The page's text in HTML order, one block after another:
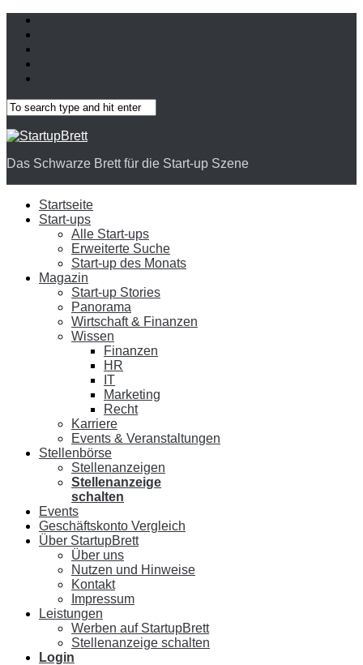
Das Schwarze Brett für die Start-up Szene
Startseite
Start-ups
Alle Start-ups
Erweiterte Suche
Start-up des Monats
Magazin
Start-up Stories
Panorama
Wirtschaft & Finanzen
Wissen
Finanzen
HR
IT
Marketing
Recht
Karriere
Events & Veranstaltungen
Stellenbörse
Stellenanzeigen
Stellenanzeige
schalten
Events
Geschäftskonto Vergleich
Über StartupBrett
Über uns
Nutzen und Hinweise
Kontakt
Impressum
Leistungen
Werben auf StartupBrett
Stellenanzeige schalten
Login